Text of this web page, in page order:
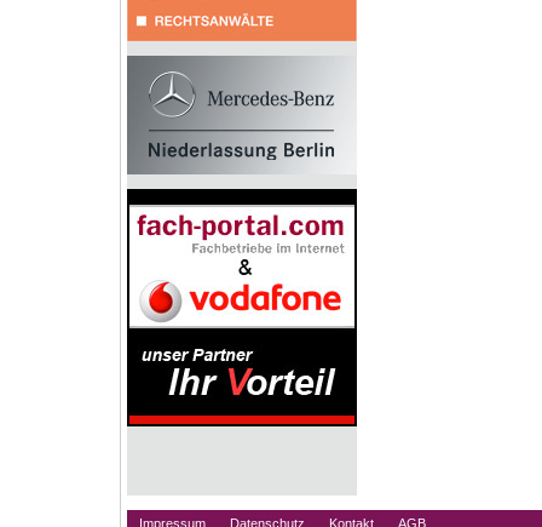
Impressum Datenschutz Kontakt AGB